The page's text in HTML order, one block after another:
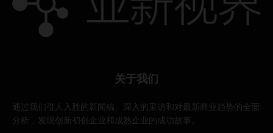
关于我们
通过我们引人入胜的新闻稿、深入的采访和对最新商业趋势的全面
分析，发现创新初创企业和成熟企业的成功故事。